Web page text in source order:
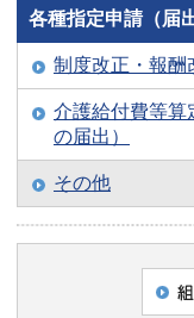
各種指定申請（届
制度改正・報酬
介護給付費等算
の届出）
その他